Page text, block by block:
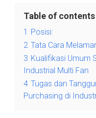
Table of contents
1
Posisi:
2 Tata Cara Melamar
3 Kualifikasi Umum
Industrial Multi Fan
4 Tugas dan
Purchasing di